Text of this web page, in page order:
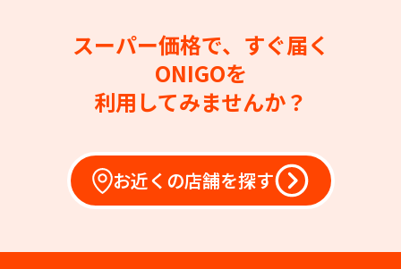
スーパー価格で、すぐ届く
ONIGOを
利用してみませんか？
お近くの店舗を探す